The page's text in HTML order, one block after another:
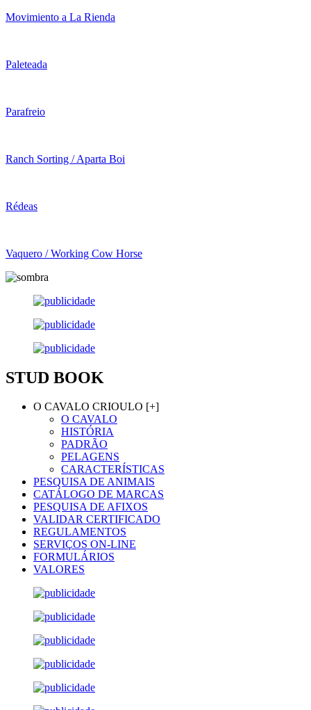
Movimiento a La Rienda
Paleteada
Parafreio
Ranch Sorting / Aparta Boi
Rédeas
Vaquero / Working Cow Horse
STUD BOOK
O CAVALO CRIOULO [+]
O CAVALO
HISTÓRIA
PADRÃO
PELAGENS
CARACTERÍSTICAS
PESQUISA DE ANIMAIS
CATÁLOGO DE MARCAS
PESQUISA DE AFIXOS
VALIDAR CERTIFICADO
REGULAMENTOS
SERVIÇOS ON-LINE
FORMULÁRIOS
VALORES